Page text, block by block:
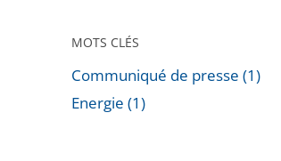
MOTS CLÉS
Communiqué de presse (1)
Energie (1)